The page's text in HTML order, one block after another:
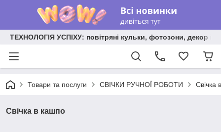
ТЕХНОЛОГІЯ УСПІХУ: повітряні кульки, фотозони, декор на
Товари та послуги СВІЧКИ РУЧНОЇ РОБОТИ Свічка
Свічка в кашпо